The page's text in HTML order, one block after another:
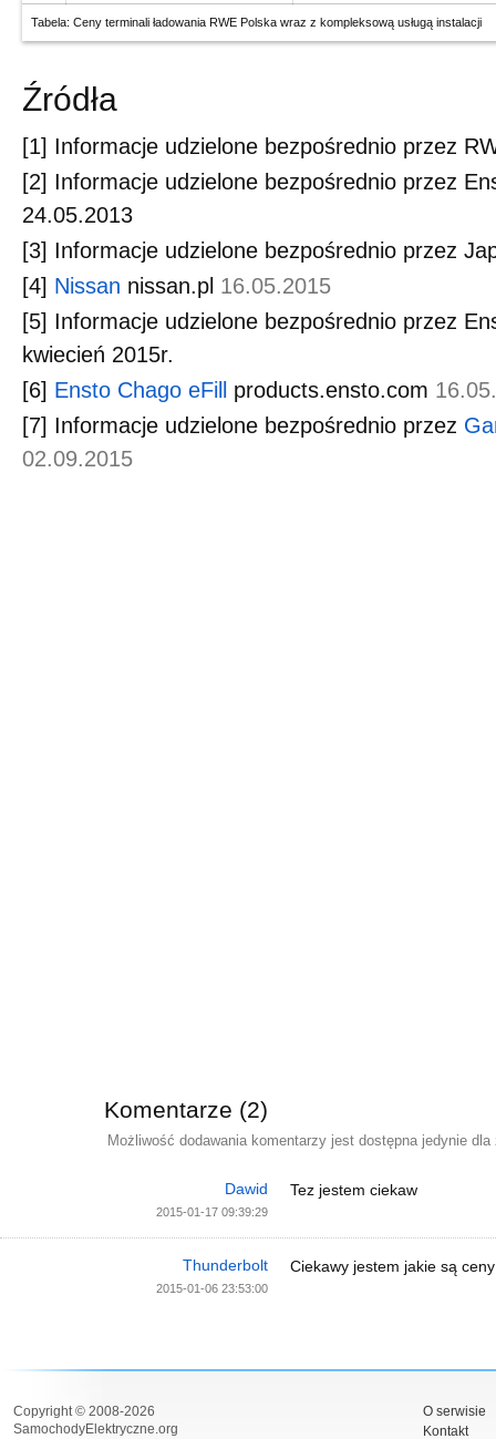
Tabela: Ceny terminali ładowania RWE Polska wraz z kompleksową usługą instalacji
Źródła
[1] Informacje udzielone bezpośrednio przez
[2] Informacje udzielone bezpośrednio przez
24.05.2013
[3] Informacje udzielone bezpośrednio przez
[4] Nissan nissan.pl 16.05.2015
[5] Informacje udzielone bezpośrednio przez
kwiecień 2015r.
[6] Ensto Chago eFill products.ensto.com
[7] Informacje udzielone bezpośrednio przez
02.09.2015
Komentarze (2)
Możliwość dodawania komentarzy jest dostępna jedynie
Dawid
2015-01-17 09:39:29
Tez jestem ciekaw
Thunderbolt
2015-01-06 23:53:00
Ciekawy jestem jakie są
Copyright © 2008-2026
SamochodyElektryczne.org
O serwisie
Kontakt